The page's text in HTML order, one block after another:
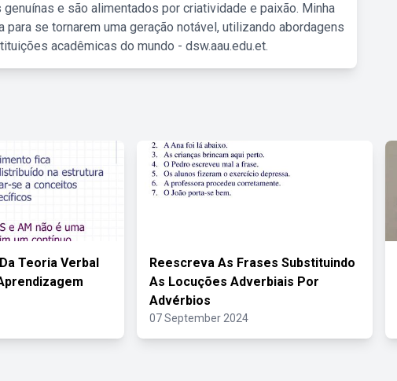
e são alimentados por criatividade e paixão. Minha
se tornarem uma geração notável, utilizando abordagens
acadêmicas do mundo - dsw.aau.edu.et.
Teoria Verbal
Reescreva As Frases Substituindo
As Locuções Adverbiais Por
Advérbios
07 September 2024